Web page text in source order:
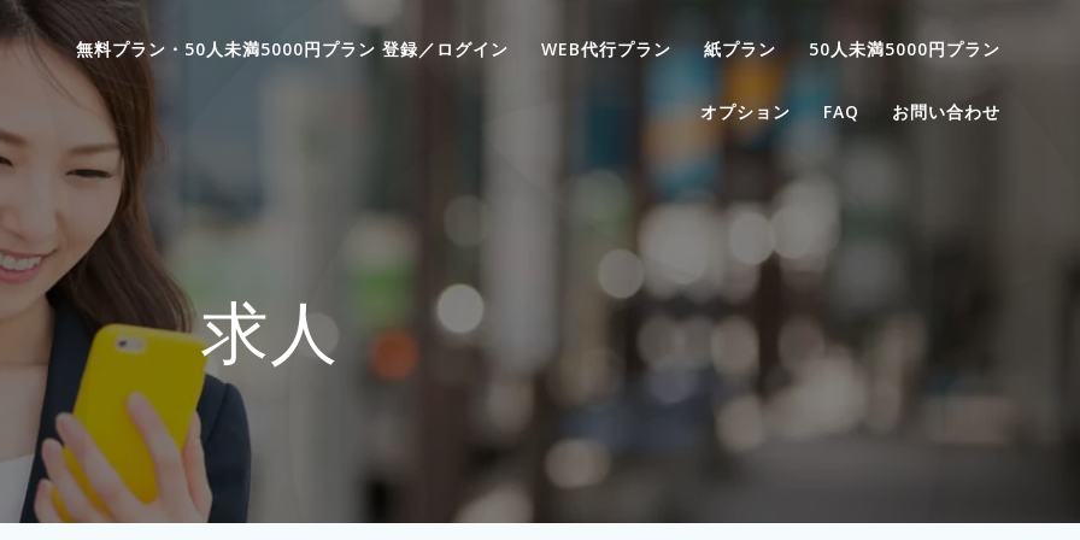
無料プラン・50人未満5000円プラン 登録／ログイン WEB代行プラン 紙プラン 50人未満5000円プラン
オプション FAQ お問い合わせ
求人